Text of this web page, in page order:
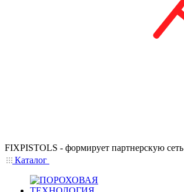
FIXPISTOLS - формирует партнерскую сеть
Каталог